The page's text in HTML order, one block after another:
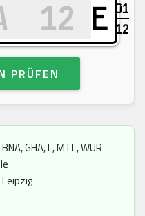
E
01
12
PRÜFEN
GHA, L, MTL, WUR